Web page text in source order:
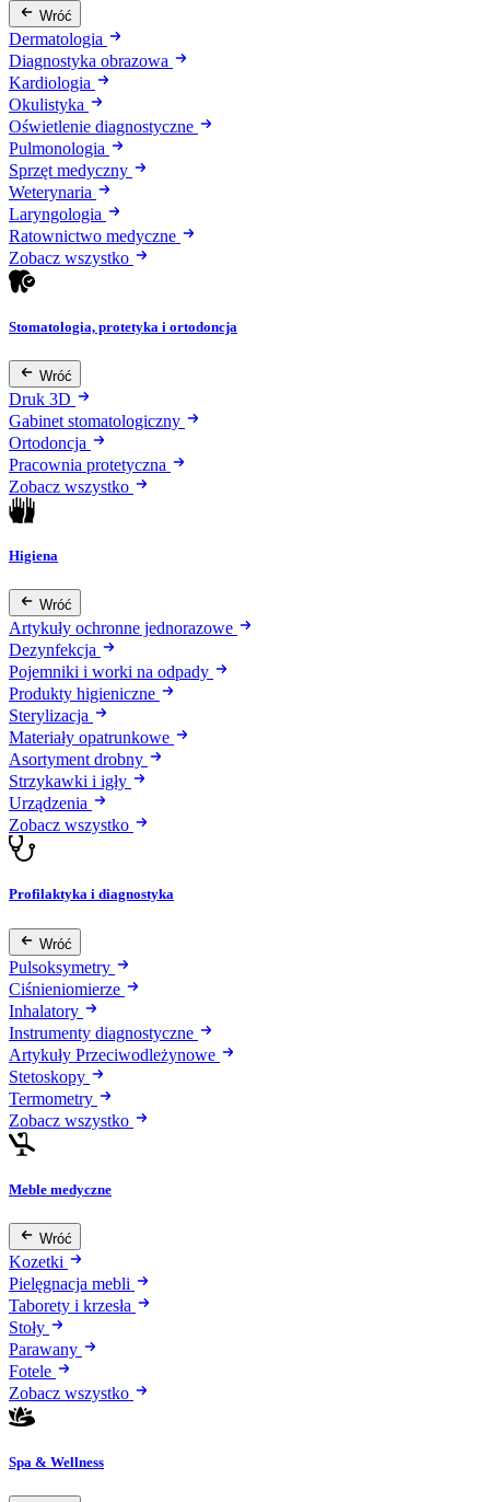
Wróć
Dermatologia
Diagnostyka obrazowa
Kardiologia
Okulistyka
Oświetlenie diagnostyczne
Pulmonologia
Sprzęt medyczny
Weterynaria
Laryngologia
Ratownictwo medyczne
Zobacz wszystko
Stomatologia, protetyka i ortodoncja
Wróć
Druk 3D
Gabinet stomatologiczny
Ortodoncja
Pracownia protetyczna
Zobacz wszystko
Higiena
Wróć
Artykuły ochronne jednorazowe
Dezynfekcja
Pojemniki i worki na odpady
Produkty higieniczne
Sterylizacja
Materiały opatrunkowe
Asortyment drobny
Strzykawki i igły
Urządzenia
Zobacz wszystko
Profilaktyka i diagnostyka
Wróć
Pulsoksymetry
Ciśnieniomierze
Inhalatory
Instrumenty diagnostyczne
Artykuły Przeciwodleżynowe
Stetoskopy
Termometry
Zobacz wszystko
Meble medyczne
Wróć
Kozetki
Pielęgnacja mebli
Taborety i krzesła
Stoły
Parawany
Fotele
Zobacz wszystko
Spa & Wellness